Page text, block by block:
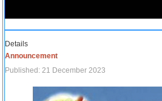
Details
Announcement
Published: 21 December 2023